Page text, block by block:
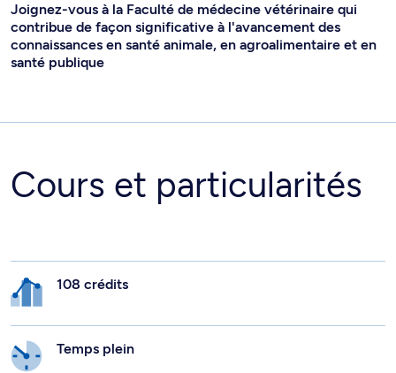
Joignez-vous à la Faculté de médecine vétérinaire qui
contribue de façon significative à l'avancement des
connaissances en santé animale, en agroalimentaire et en
santé publique
Cours et particularités
108 crédits
Temps plein